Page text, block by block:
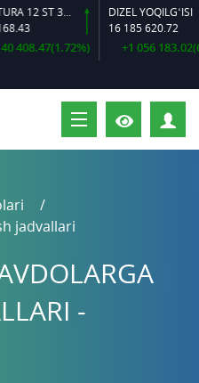
ARMATURA 12 ST 35 GS O‘LCHAMLI
408.47(1.72%)
DIZEL YOQILG‘ISI
16 185 620.72
+1 056
jadvallari
-